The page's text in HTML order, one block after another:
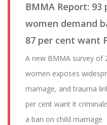
BMMA Report:
women demand
87 per cent want
A new BMMA survey of
women exposes
marriage, and trauma
per cent want it
a ban on child marriage